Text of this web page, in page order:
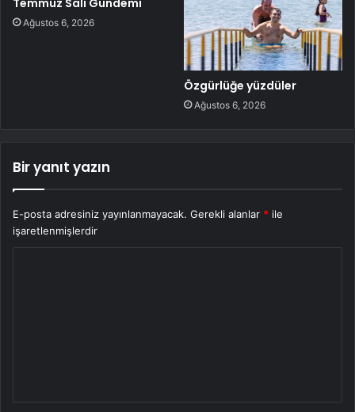
Ağustos 6, 2026
Özgürlüğe yüzdüler
Ağustos 6, 2026
Bir yanıt yazın
E-posta adresiniz yayınlanmayacak. Gerekli alanlar * ile
işaretlenmişlerdir